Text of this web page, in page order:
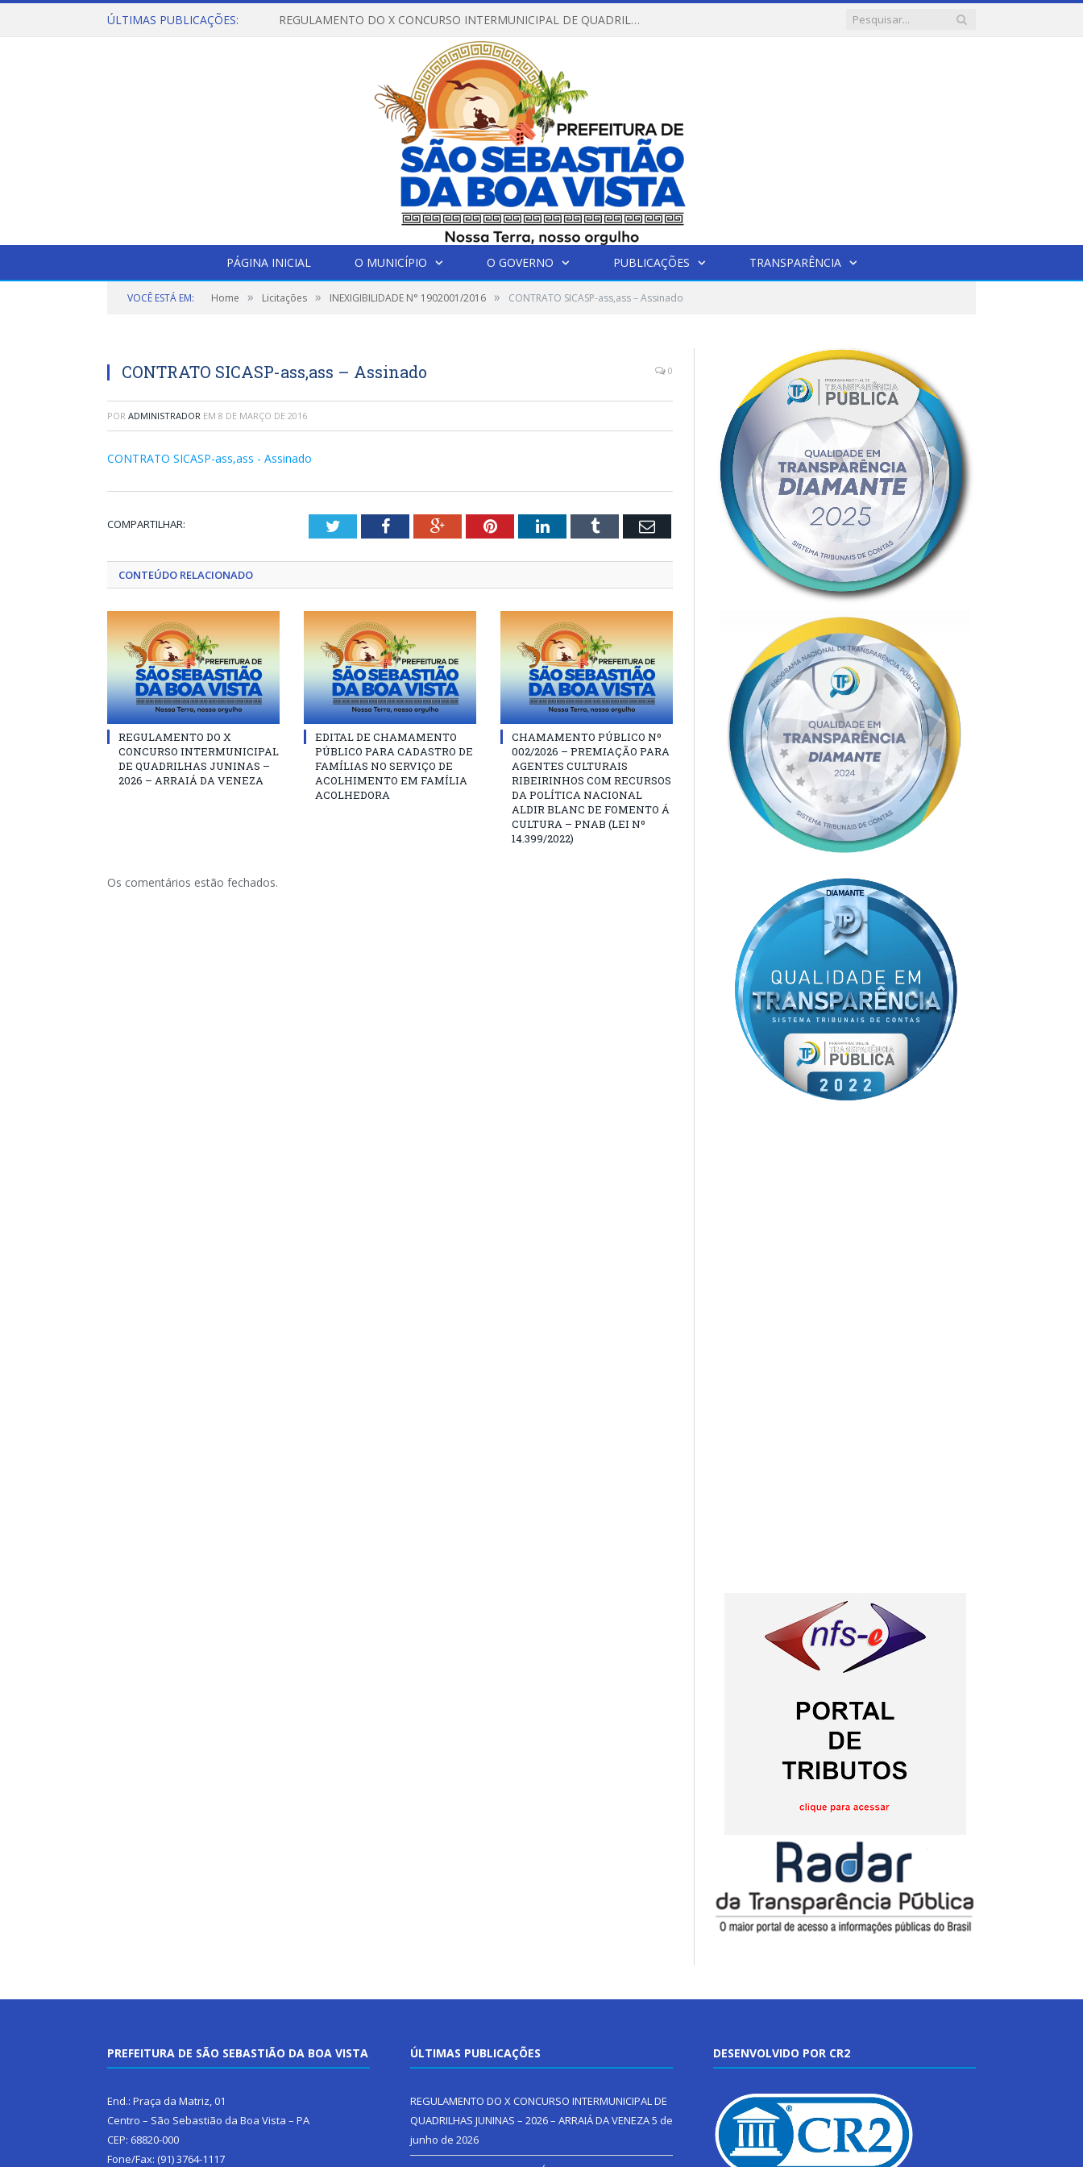
ÚLTIMAS PUBLICAÇÕES: REGULAMENTO DO X CONCURSO INTERMUNICIPAL DE QUADRILHAS JUNINAS – 2026 – ARRAIÁ DA VENEZA
PÁGINA INICIAL O MUNICÍPIO O GOVERNO PUBLICAÇÕES TRANSPARÊNCIA
VOCÊ ESTÁ EM: Home » Licitações » INEXIGIBILIDADE N° 1902001/2016 » CONTRATO SICASP-ass,ass – Assinado
CONTRATO SICASP-ass,ass – Assinado 0
POR ADMINISTRADOR EM 8 DE MARÇO DE 2016
CONTRATO SICASP-ass,ass - Assinado
COMPARTILHAR: TwitterFacebookGoogle+PinterestLinkedInTumblr Email
CONTEÚDO RELACIONADO
REGULAMENTO DO X
CONCURSO INTERMUNICIPAL
DE QUADRILHAS JUNINAS –
2026 – ARRAIÁ DA VENEZA
EDITAL DE CHAMAMENTO
PÚBLICO PARA CADASTRO DE
FAMÍLIAS NO SERVIÇO DE
ACOLHIMENTO EM FAMÍLIA
ACOLHEDORA
CHAMAMENTO PÚBLICO Nº
002/2026 – PREMIAÇÃO PARA
AGENTES CULTURAIS
RIBEIRINHOS COM RECURSOS
DA POLÍTICA NACIONAL
ALDIR BLANC DE FOMENTO Á
CULTURA – PNAB (LEI Nº
14.399/2022)
Os comentários estão fechados.
PREFEITURA DE SÃO SEBASTIÃO DA BOA VISTA
End.: Praça da Matriz, 01
Centro – São Sebastião da Boa Vista – PA
CEP: 68820-000
Fone/Fax: (91) 3764-1117
ÚLTIMAS PUBLICAÇÕES
REGULAMENTO DO X CONCURSO INTERMUNICIPAL DE
QUADRILHAS JUNINAS – 2026 – ARRAIÁ DA VENEZA5 de
junho de 2026
DESENVOLVIDO POR CR2